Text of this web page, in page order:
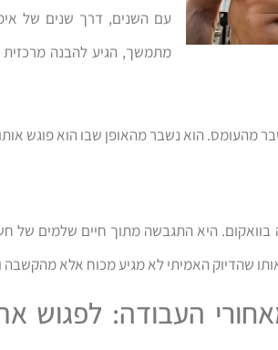
עם השנים, דרך שנים של
מתמשך, הגיע להבנה
מהעומס. הוא נשבר מהאופן שבו הוא פוגש
בוואקום. היא התגבשה מתוך חיים שלמים של
שהדיוק האמיתי לא מגיע מכוח אלא מהקשבה
העבודה: לפגוש